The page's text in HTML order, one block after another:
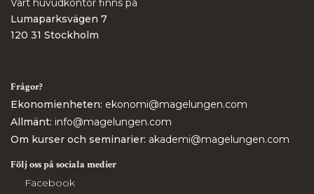
Vårt huvudkontor finns på
Lumaparksvägen 7
120 31 Stockholm
Frågor?
Ekonomienheten: ekonomi@magelungen.com
Allmänt: info@magelungen.com
Om kurser och seminarier: akademi@magelungen.com
Följ oss på sociala medier
Facebook